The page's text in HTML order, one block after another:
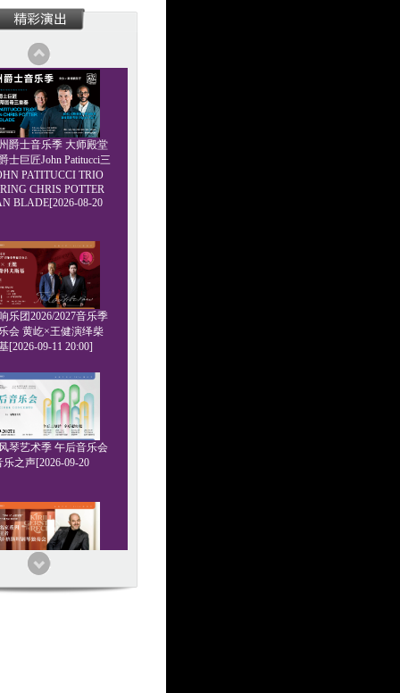
爵士音乐季 大师殿堂
士巨匠John Patitucci三
PATITUCCI TRIO
CHRIS POTTER
BLADE[2026-08-20
乐团2026/2027音乐季
会 黄屹×王健演绎柴
[2026-09-11 20:00]
琴艺术季 午后音乐会
乐之声[2026-09-20
系列 浪漫王者 基里尔
琴独奏会[2026-09-24